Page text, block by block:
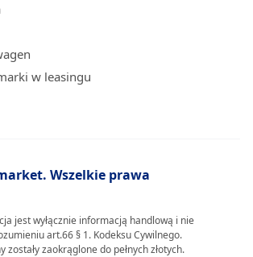
w leasingu
Wszelkie prawa
jest wyłącznie informacją handlową i nie
art.66 § 1. Kodeksu Cywilnego.
zostały zaokrąglone do pełnych złotych.